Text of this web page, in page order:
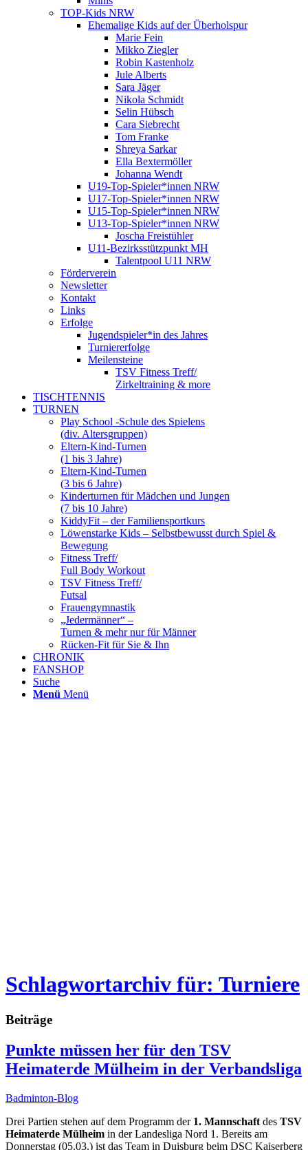
TOP-Kids NRW
Ehemalige Kids auf der Überholspur
Marie Fein
Mikko Ziegler
Robin Kastenholz
Jule Alberts
Sara Jäger
Nikola Schmidt
Selin Hübsch
Cara Siebrecht
Tom Franke
Shreya Sarkar
Ella Bextermöller
Johanna Wendt
U19-Top-Spieler*innen NRW
U17-Top-Spieler*innen NRW
U15-Top-Spieler*innen NRW
U13-Top-Spieler*innen NRW
Joscha Freistühler
U11-Bezirksstützpunkt MH
Talentpool U11 NRW
Förderverein
Newsletter
Kontakt
Links
Erfolge
Jugendspieler*in des Jahres
Turniererfolge
Meilensteine
TSV Fitness Treff/
Zirkeltraining & more
TISCHTENNIS
TURNEN
Play School -Schule des Spielens
(div. Altersgruppen)
Eltern-Kind-Turnen
(1 bis 3 Jahre)
Eltern-Kind-Turnen
(3 bis 6 Jahre)
Kinderturnen für Mädchen und Jungen
(7 bis 10 Jahre)
KiddyFit – der Familiensportkurs
Löwenstarke Kids – Selbstbewusst durch Spiel &
Bewegung
Fitness Treff/
Full Body Workout
TSV Fitness Treff/
Futsal
Frauengymnastik
„Jedermänner“ –
Turnen & mehr nur für Männer
Rücken-Fit für Sie & Ihn
CHRONIK
FANSHOP
Suche
Menü Menü
Schlagwortarchiv für: Turniere
Beiträge
Punkte müssen her für den TSV
Heimaterde Mülheim in der Verbandsliga
Badminton-Blog
Drei Partien stehen auf dem Programm der1. Mannschaft des TSV
Heimaterde Mülheim in der Landesliga Nord 1. Bereits am
Donnerstag (05.03.) ist das Team in Duisburg beim DSC Kaiserberg